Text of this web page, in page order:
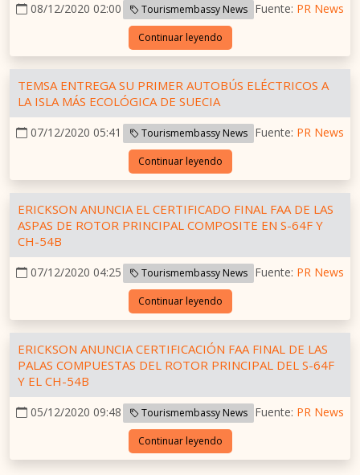
08/12/2020 02:00 Tourismembassy News Fuente: PR News
Continuar leyendo
TEMSA ENTREGA SU PRIMER AUTOBÚS ELÉCTRICOS A
LA ISLA MÁS ECOLÓGICA DE SUECIA
07/12/2020 05:41 Tourismembassy News Fuente: PR News
Continuar leyendo
ERICKSON ANUNCIA EL CERTIFICADO FINAL FAA DE LAS
ASPAS DE ROTOR PRINCIPAL COMPOSITE EN S-64F Y
CH-54B
07/12/2020 04:25 Tourismembassy News Fuente: PR News
Continuar leyendo
ERICKSON ANUNCIA CERTIFICACIÓN FAA FINAL DE LAS
PALAS COMPUESTAS DEL ROTOR PRINCIPAL DEL S-64F
Y EL CH-54B
05/12/2020 09:48 Tourismembassy News Fuente: PR News
Continuar leyendo